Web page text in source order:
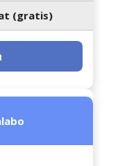
(gratis)